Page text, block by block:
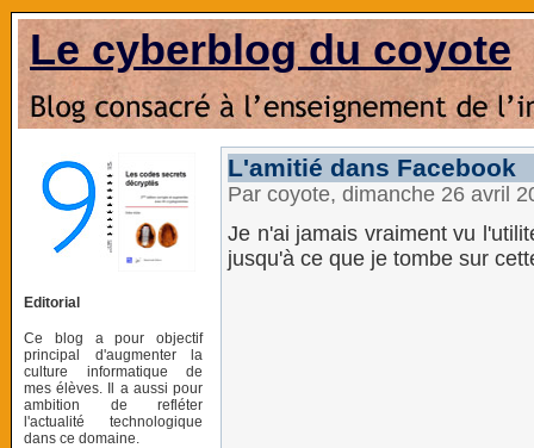
Le cyberblog du coyote
Editorial
Ce blog a pour objectif
principal d'augmenter la
culture informatique de
mes élèves. Il a aussi pour
ambition de refléter
l'actualité technologique
dans ce domaine.
L'amitié dans Facebook
Par coyote, dimanche 26 avril
Je n'ai jamais vraiment vu
jusqu'à ce que je tombe sur